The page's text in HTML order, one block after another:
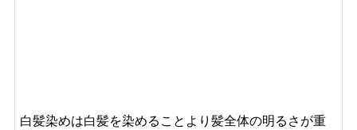
白髪染めは白髪を染めることより髪全体の明るさが重